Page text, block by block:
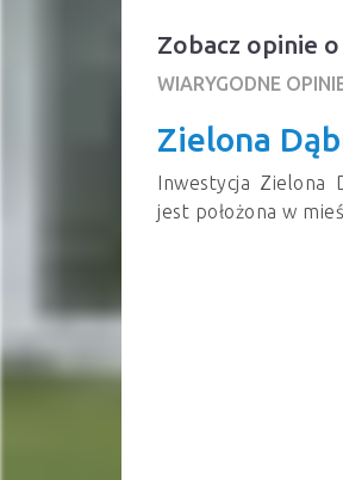
Zobacz opinie
WIARYGODNE
Zielona
Inwestycja Zielona
jest położona w